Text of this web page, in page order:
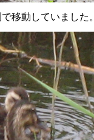
移動していました